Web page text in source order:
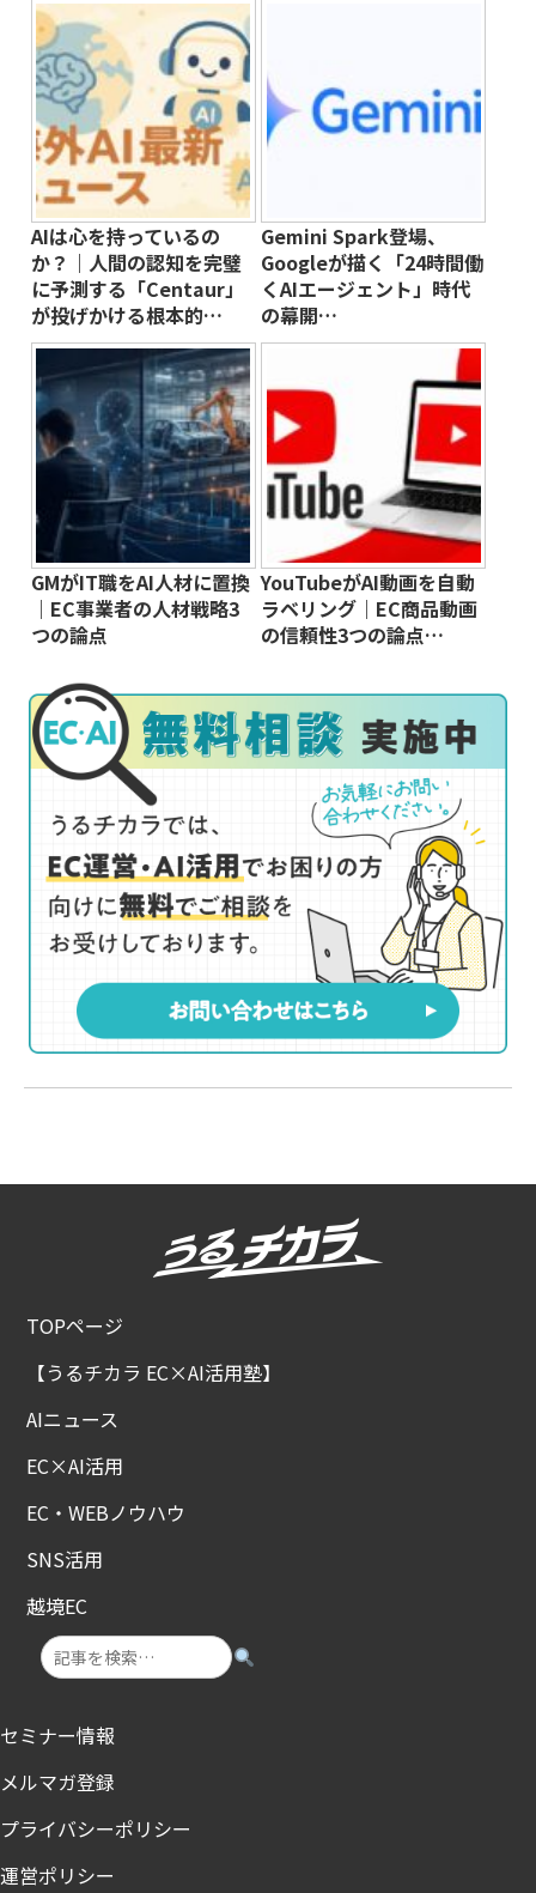
AIは心を持っているの
か？｜人間の認知を完璧
に予測する「Centaur」
が投げかける根本的…
Gemini Spark登場、
Googleが描く「24時間働
くAIエージェント」時代
の幕開…
GMがIT職をAI人材に置換
｜EC事業者の人材戦略3
つの論点
YouTubeがAI動画を自動
ラベリング｜EC商品動画
の信頼性3つの論点…
TOPページ
【うるチカラ EC×AI活用塾】
AIニュース
EC×AI活用
EC・WEBノウハウ
SNS活用
越境EC
セミナー情報
メルマガ登録
プライバシーポリシー
運営ポリシー